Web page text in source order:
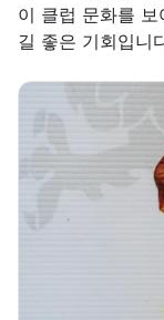
이 클럽 문화를
길 좋은 기회입니